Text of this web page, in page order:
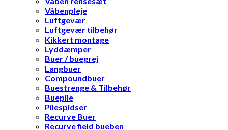
Våbenpleje
Luftgevær
Luftgevær tilbehør
Kikkert montage
Lyddæmper
Buer / buegrej
Langbuer
Compoundbuer
Buestrenge & Tilbehør
Buepile
Pilespidser
Recurve Buer
Recurve field bueben